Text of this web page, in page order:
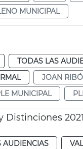
MUNICIPAL
TODAS LAS
JOAN RIBÓ
MUNICIPAL
Distinciones 2021
AUDIENCIAS